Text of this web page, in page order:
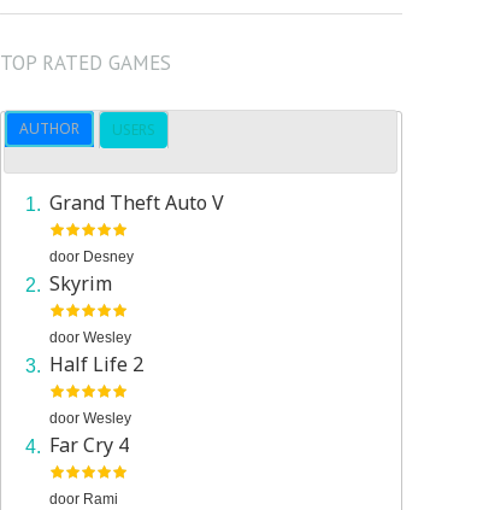
TOP RATED GAMES
AUTHOR USERS
Grand Theft Auto V
door Desney
Skyrim
doorWesley
Half Life 2
doorWesley
Far Cry 4
door Rami